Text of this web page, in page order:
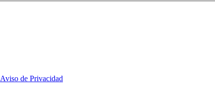
Aviso de Privacidad